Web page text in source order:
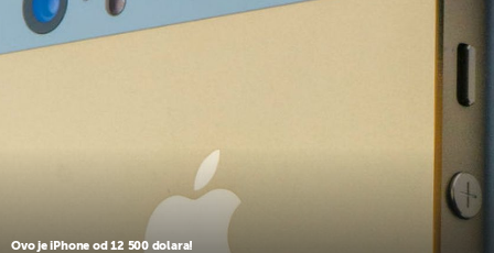
Ovo je iPhone od 12 500 dolara!